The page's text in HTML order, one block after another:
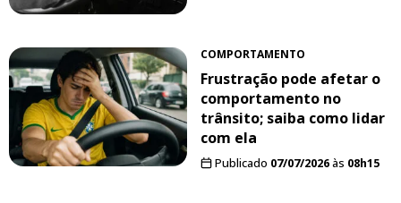
COMPORTAMENTO
Frustração pode afetar o
comportamento no
trânsito; saiba como lidar
com ela
Publicado 07/07/2026às 08h15